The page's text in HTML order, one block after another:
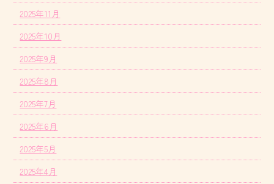
2025年11月
2025年10月
2025年9月
2025年8月
2025年7月
2025年6月
2025年5月
2025年4月